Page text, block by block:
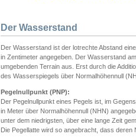
Der Wasserstand
Der Wasserstand ist der lotrechte Abstand
in Zentimeter angegeben. Der Wasserstand
umgebenden Terrain aus. Erst durch die
des Wasserspiegels über Normalhöhennull
Pegelnullpunkt (PNP):
Der Pegelnullpunkt eines Pegels ist, im
in Meter über Normalhöhennull (NHN)
unter dem niedrigsten, über eine lange Zeit
Die Pegellatte wird so angebracht, dass deren